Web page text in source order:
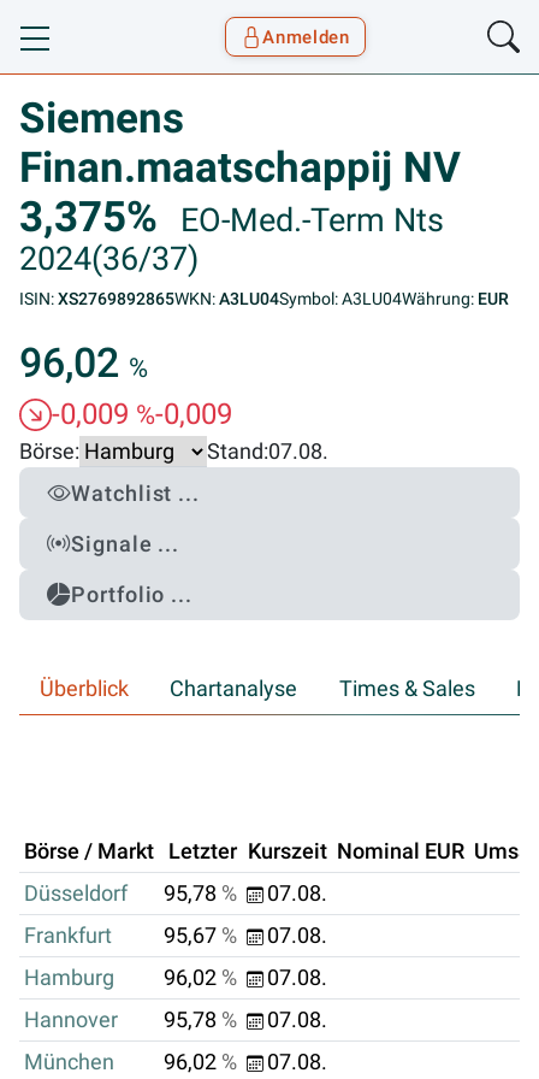
Toggle navigation
Anmelden
Siemens
Finan.maatschappij NV
3,375%
EO-Med.-Term Nts
2024(36/37)
ISIN:XS2769892865WKN:A3LU04Symbol: A3LU04Währung: EUR
96,02 %
-0,009 %-0,009
Börse: Stand:07.08.
Watchlist ...
Signale ...
Portfolio ...
Überblick Chartanalyse Times & Sales
Börse / Markt Letzter Kurszeit Nominal EUR
Düsseldorf
95,78 %
07.08.
Frankfurt
95,67 %
07.08.
Hamburg
96,02 %
07.08.
Hannover
95,78 %
07.08.
München
96,02 %
07.08.